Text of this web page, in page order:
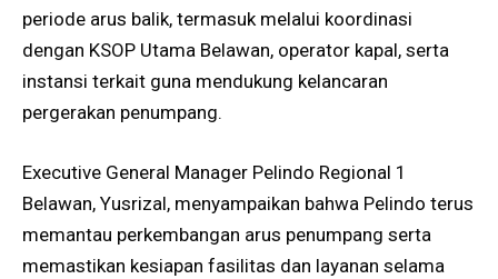
periode arus balik, termasuk melalui koordinasi
dengan KSOP Utama Belawan, operator kapal, serta
instansi terkait guna mendukung kelancaran
pergerakan penumpang.
Executive General Manager Pelindo Regional 1
Belawan, Yusrizal, menyampaikan bahwa Pelindo terus
memantau perkembangan arus penumpang serta
memastikan kesiapan fasilitas dan layanan selama